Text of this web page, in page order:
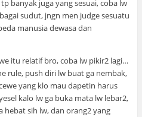
banyak juga yang sesuai, coba lw
sudut, jngn men judge sesuatu
manusia dewasa dan
itu relatif bro, coba lw pikir2 lagi…
rule, push diri lw buat ga nembak,
yang klo mau dapetin harus
kalo lw ga buka mata lw lebar2,
hebat sih lw, dan orang2 yang